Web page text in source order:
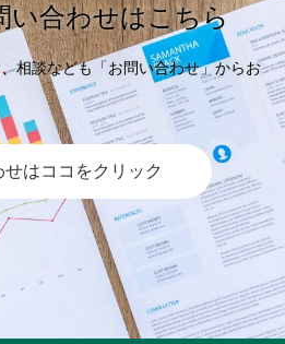
い合わせはこちら
相談なども「お問い合わせ」からお
せはココをクリック